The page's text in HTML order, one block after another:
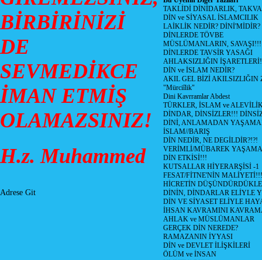
BİRBİRİNİZİ
DE
SEVMEDİKCE
İMAN ETMİŞ
OLAMAZSINIZ!
H.z. Muhammed
Adrese Git
TAKLİDİ DİNİDARLIK,
DİN ve SİYASAL İSLAMCILIK
LAİKLİK NEDİR? DİNİ'MİDİR?
DİNLERDE TÖVBE
MÜSLÜMANLARIN, SAVAŞI!!!
DİNLERDE TAVSİR YASAĞI
AHLAKSIZLIĞIN
DİN ve İSLAM NEDİR?
AKIL GEL BİZİ AKILSIZLIĞIN
"Mürciîlik"
Dini Kavrramlar Abdest
TÜRKLER, İSLAM ve
DİNDAR, DİNSİZLER!!!
DİNİ, ANLAMADAN
İSLAM//BARIŞ
DİN NEDİR, NE DEGİLDİR?!?!
VERİMLİ/MÜBAREK
DİN ETKİSİ!!!
KUTSALLAR HİYERARŞİSİ -1
FESAT/FİTNE'NİN MALİYETİ!!!
HİCRETİN
DİNİN, DİNDARLAR ELİYLE
DİN VE SİYASET ELİYLE
İHSAN KAVRAMINI
AHLAK ve MÜSLÜMANLAR
GERÇEK DİN NEREDE?
RAMAZANIN İYYASI
DİN ve DEVLET İLİŞKİLERİ
ÖLÜM ve İNSAN